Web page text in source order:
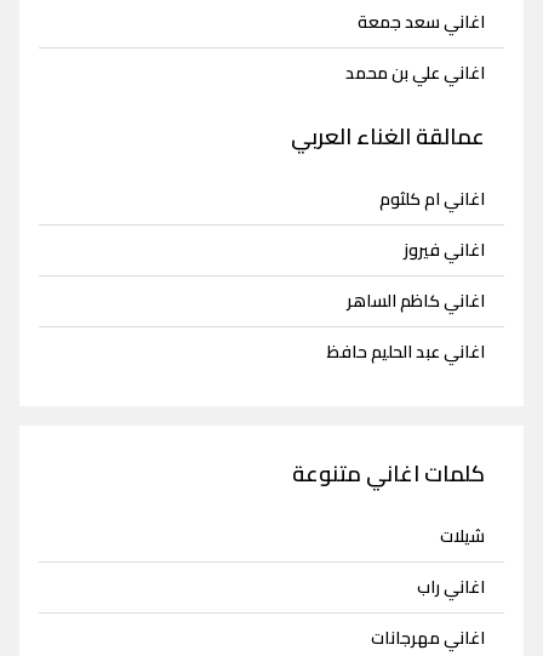
اغاني سعد جمعة
اغاني علي بن محمد
عمالقة الغناء العربي
اغاني ام كلثوم
اغاني فيروز
اغاني كاظم الساهر
اغاني عبد الحليم حافظ
كلمات اغاني متنوعة
شيلات
اغاني راب
اغاني مهرجانات